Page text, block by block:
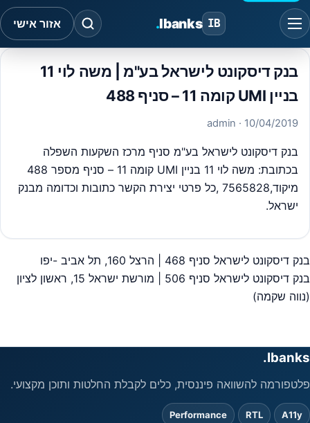
IB
Ibanks
. אזור אישי
בנק דיסקונט לישראל בע"מ | משה לוי 11
בניין UMI קומה 11 – סניף 488
10/04/2019
· admin
בנק דיסקונט לישראל בע"מ סניף מרכז השקעות השפלה
בכתובת: משה לוי 11 בניין UMI קומה 11 – סניף מספר 488
מיקוד,7565828 ,כל פרטי יצירת הקשר כתובות וכדומה מבנק
ישראל.
ניווט
בנק דיסקונט לישראל סניף 468 | הרצל 160, תל אביב -יפו
בנק דיסקונט לישראל סניף 506 | מורשת ישראל 15, ראשון לציון
(נווה שקמה)
Ibanks.
פלטפורמה להשוואה פיננסית, כלים לקבלת החלטות ותוכן מקצועי.
A11y
RTL
Performance